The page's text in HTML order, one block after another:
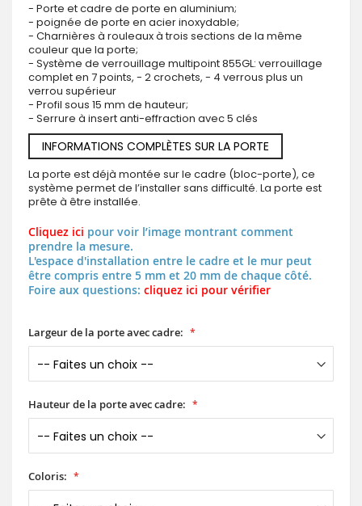
- Porte et cadre de porte en aluminium;
- poignée de porte en acier inoxydable;
- Charnières à rouleaux à trois sections de la même
couleur que la porte;
- Système de verrouillage multipoint 855GL: verrouillage
complet en 7 points, - 2 crochets, - 4 verrous plus un
verrou supérieur
- Profil sous 15 mm de hauteur;
- Serrure à insert anti-effraction avec 5 clés
INFORMATIONS COMPLÈTES SUR LA PORTE
La porte est déjà montée sur le cadre (bloc-porte), ce
système permet de l’installer sans difficulté. La porte est
prête à être installée.
Cliquez ici pour voir l’image montrant comment
prendre la mesure.
L'espace d'installation entre le cadre et le mur peut
être compris entre 5 mm et 20 mm de chaque côté.
Foire aux questions: cliquez ici pour vérifier
Largeur de la porte avec cadre:
Hauteur de la porte avec cadre:
Coloris: